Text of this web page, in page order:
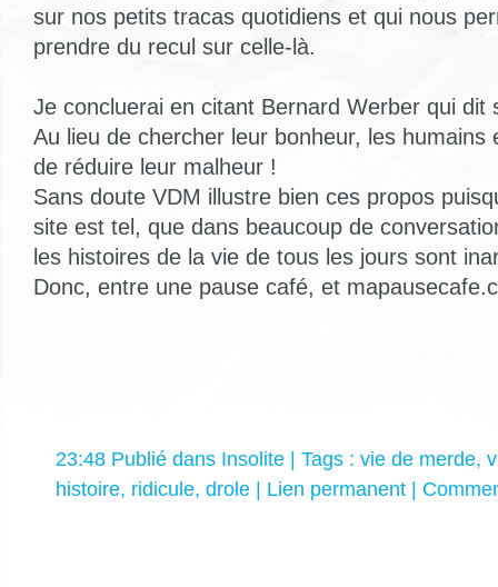
sur nos petits tracas quotidiens et qui nous
prendre du recul sur celle-là.
Je concluerai en citant Bernard Werber qui dit
Au lieu de chercher leur bonheur, les humains
de réduire leur malheur !
Sans doute VDM illustre bien ces propos
site est tel, que dans beaucoup de
les histoires de la vie de tous les jours sont
Donc, entre une pause café, et
23:48 Publié dans Insolite | Tags : vie de merde,
histoire, ridicule, drole Lien permanent